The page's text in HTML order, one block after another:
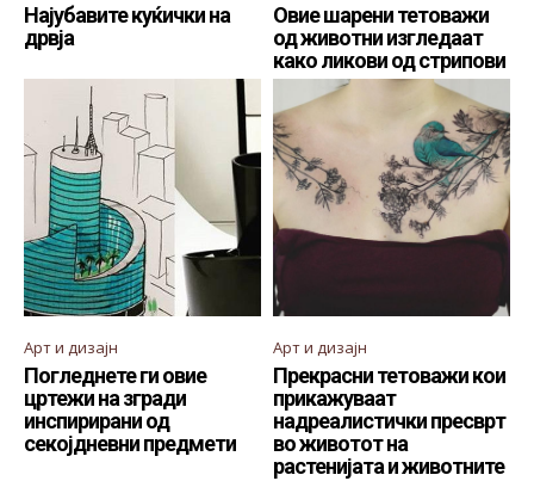
Најубавите куќички на
дрвја
Овие шарени тетоважи
од животни изгледаат
како ликови од стрипови
Арт и дизајн
Погледнете ги овие
цртежи на згради
инспирирани од
секојдневни предмети
Арт и дизајн
Прекрасни тетоважи кои
прикажуваат
надреалистички пресврт
во животот на
растенијата и животните